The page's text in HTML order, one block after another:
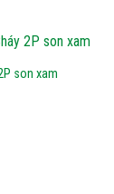
son xam